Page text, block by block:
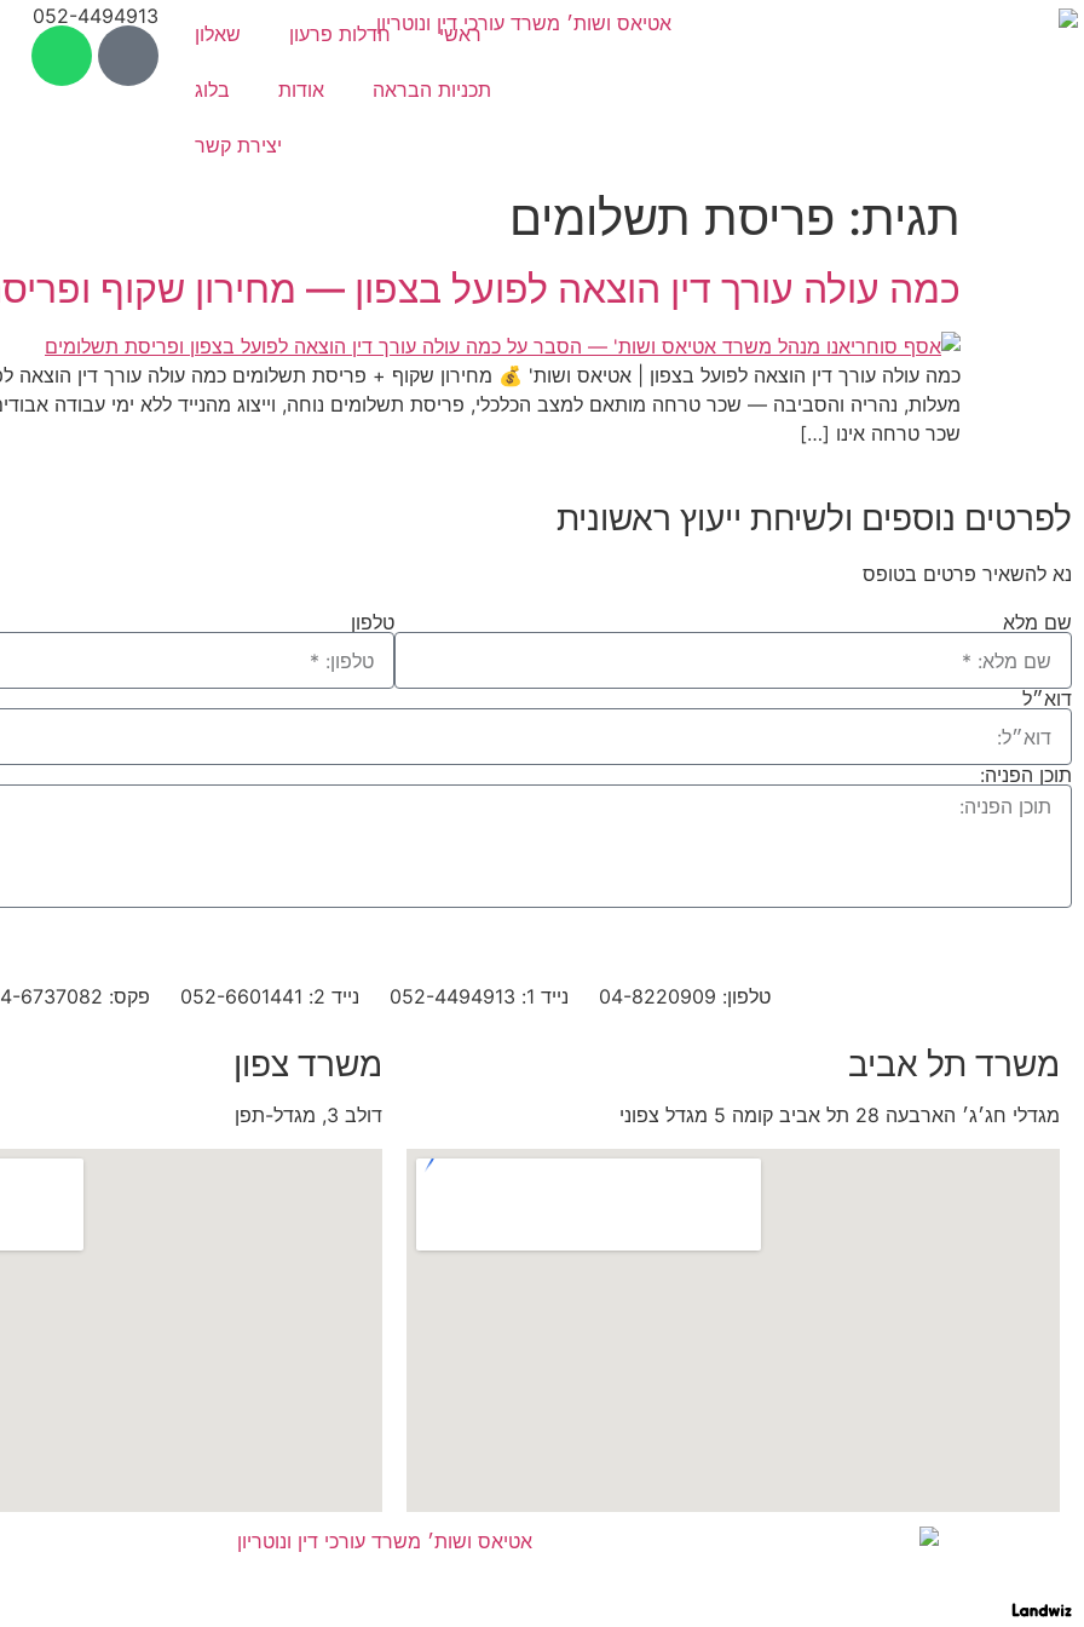
ראשי חדלות פרעון שאלון
תכניות הבראה אודות בלוג
יצירת קשר
052-4494913
תגית: פריסת תשלומים
כמה עולה עורך דין הוצאה לפועל בצפון — מחירון שקוף
כמה עולה עורך דין הוצאה לפועל בצפון | אטיאס ושות' 💰 מחירון שקוף + פריסת תשלומים כמה עולה עורך דין הוצאה
שכר טרחה אינו […]
לפרטים נוספים ולשיחת ייעוץ ראשונית
נא להשאיר פרטים בטופס
שם מלא
טלפון
דוא״ל
תוכן הפניה:
טלפון: ‭04-8220909‬ נייד 1: 052-4494913 נייד 2: 052-6601441 פקס: 04-6737082
משרד תל אביב
מגדלי חג׳ג׳ הארבעה 28 תל אביב קומה 5 מגדל צפוני
משרד צפון
דולב 3, מגדל-תפן